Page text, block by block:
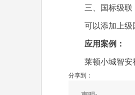
三、国标级联
可以添加上级国
应用案例：
莱顿小城智安
分享到：